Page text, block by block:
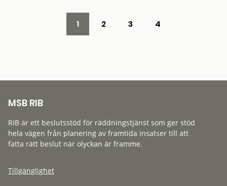
1 2 3 4
MSB RIB
RIB är ett beslutsstöd för räddningstjänst som ger stöd
hela vägen från planering av framtida insatser till att
fatta rätt beslut när olyckan är framme.
Tillgänglighet